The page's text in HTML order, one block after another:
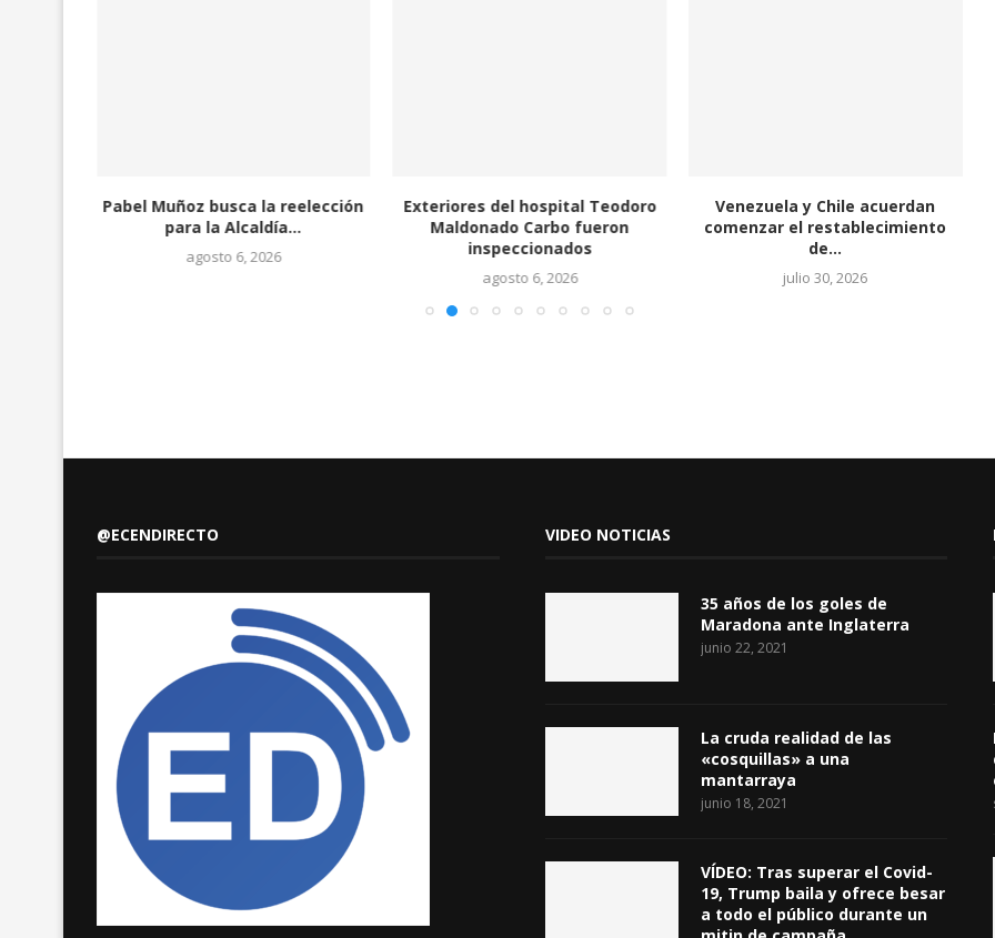
Pabel Muñoz busca la reelección
para la Alcaldía...
agosto 6, 2026
Exteriores del hospital Teodoro
Maldonado Carbo fueron
inspeccionados
agosto 6, 2026
Venezuela y Chile acuerdan
comenzar el restablecimiento
de...
julio 30, 2026
@ECENDIRECTO VIDEO NOTICIAS
35 años de los goles de
Maradona ante Inglaterra
junio 22, 2021
La cruda realidad de las
«cosquillas» a una
mantarraya
junio 18, 2021
VÍDEO: Tras superar el Covid-
19, Trump baila y ofrece besar
a todo el público durante un